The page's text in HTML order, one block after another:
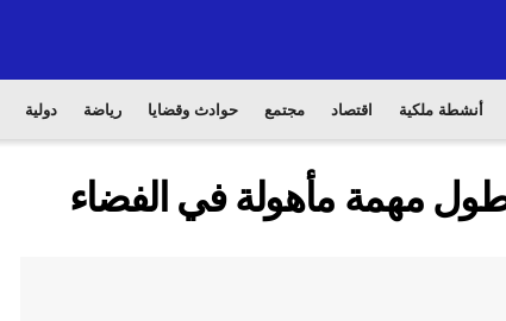
أنشطة ملكية اقتصاد مجتمع حوادث وقضايا رياضة دولية
مهمة مأهولة في الفضاء